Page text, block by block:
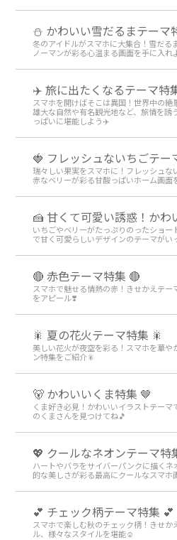
⛄️ かわいい雪だるまテーマ
冬のアイドルがスマホに大集合！雪だる
ノーマンが彩る心温まる画面を手に入れ
✈️ 旅に出たくなるテーマ特
スマホを開けばそこは異国！世界中の絶
雄大な自然や有名観光地など、旅情を誘
っぱいに堪能しよう✈️
🍓 フレッシュないちごテー
瑞々しい果実をスマホに！フレッシュな
赤なベリーが彩る甘酸っぱいホーム画面
🍰 甘くて可愛い誘惑！かわ
いちごやベリーがたっぷりのったショ
で甘く可愛らしいデザインのテーマがい
🔴 赤色テーマ特集 🔴
スマホで魅せる情熱の赤！きせかえテ
をアピール❣️
🎇 夏の花火テーマ特集 🎇
美しい花火が夜空を彩る！スマホを華や
ン特集をご紹介🎇
🐻 かわいいくま特集 🤎
くま好き必見！かわいいイラストテーマ
のくまさんを見つけてね🎵
💖 クールなネオンテーマ特
ハートやバラをサイバーパンクに描く
的な美しさが彩る最高にクールなスマホ
💕 チェック柄テーマ特集 💕
スマホで楽しむ秋のチェック柄！きせか
ル、様々なスタイルを堪能☺️